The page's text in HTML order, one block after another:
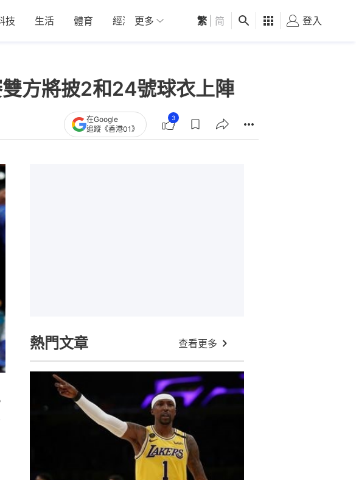
技 生活 體育 經濟 01深圳 觀點 健康 好食玩飛
更多 繁 简 登入
方將披2和24號球衣上陣
在Google
追蹤《香港01》
3
熱門文章 查看更多